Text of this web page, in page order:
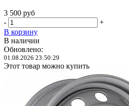
3 500 руб
-
+
В корзину
В наличии
Обновлено:
01.08.2026 23:50:29
Этот товар можно купить